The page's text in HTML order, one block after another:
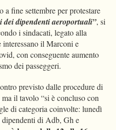
a fine settembre per protestare
dei dipendenti aeroportuali”, si
i sindacati, legato alla
il Marconi e
con conseguente aumento
dei passeggeri.
previsto dalle procedure di
il tavolo “si è concluso con
di categoria coinvolte: lunedì
di Adb, Gh e